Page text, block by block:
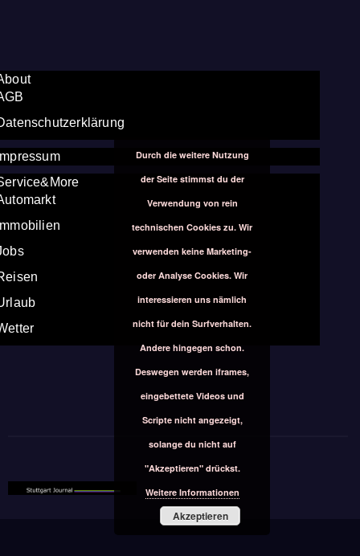
Durch die weitere Nutzung
der Seite stimmst du der
Verwendung von rein
technischen Cookies zu. Wir
verwenden keine Marketing-
oder Analyse Cookies. Wir
interessieren uns nämlich
nicht für dein Surfverhalten.
Andere hingegen schon.
Deswegen werden iframes,
eingebettete Videos und
Scripte nicht angezeigt,
solange du nicht auf
"Akzeptieren" drückst.
Weitere Informationen
Akzeptieren